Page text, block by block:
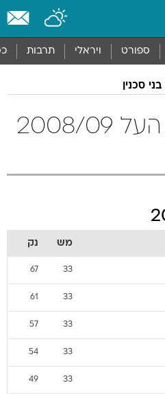
ספורט ויראלי תרבות
בני סכנין
בני סכנין ליגת העל 2008/09
מש נק
33
67
33
61
33
57
33
54
33
49